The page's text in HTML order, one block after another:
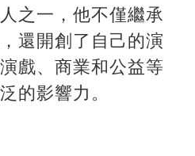
之一，他不僅繼承
還開創了自己的演
戲、商業和公益等
的影響力。